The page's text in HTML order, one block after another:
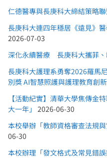
仁德醫專與長庚科大締結策略
長庚科大連四年穩居《遠見》
2026-07-03
深化永續醫療 長庚科大攜菲
長庚科大護理系勇奪2026羅馬
別獎 AI智慧照護與護理教育創
【活動紀實】清華大學焦傳金
大一年」
2026-06-30
本校舉辦「教師資格審查法規
06-30
本校辦理「發文格式及常見錯